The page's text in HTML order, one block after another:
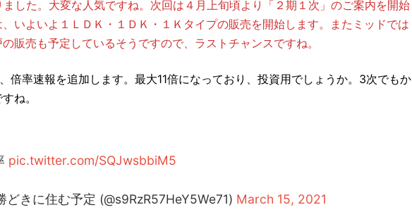
した。大変な人気ですね。次回は４月上旬頃より「２期１次」のご案内を開始
いよいよ１ＬＤＫ・１ＤＫ・１Ｋタイプの販売を開始します。またミッドでは
販売も予定しているそうですので、ラストチャンスですね。
倍率速報を追加します。最大11倍になっており、投資用でしょうか。3次でもか
ね。
pic.twitter.com/SQJwsbbiM5
きに住む予定 (@s9RzR57HeY5We71) March 15, 2021